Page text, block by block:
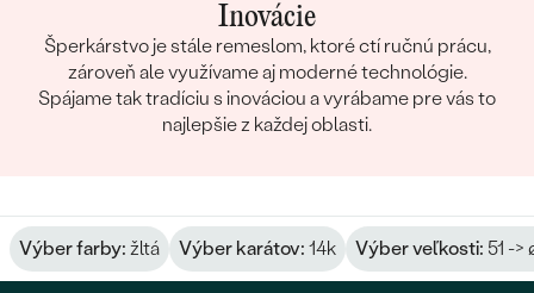
Inovácie
Šperkárstvo je stále remeslom, ktoré ctí ručnú prácu,
zároveň ale využívame aj moderné technológie.
Spájame tak tradíciu s inováciou a vyrábame pre vás to
najlepšie z každej oblasti.
Výber farby: žltá Výber karátov: 14k Výber veľkosti: 51 ->